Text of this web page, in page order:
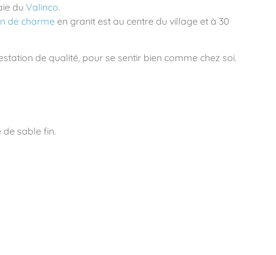
du Valinco.
de charme en granit est au centre du village et à 30
de qualité, pour se sentir bien comme chez soi.
sable fin.